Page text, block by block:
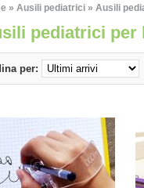
» Ausili pediatrici » Ausili
pediatrici per
per: